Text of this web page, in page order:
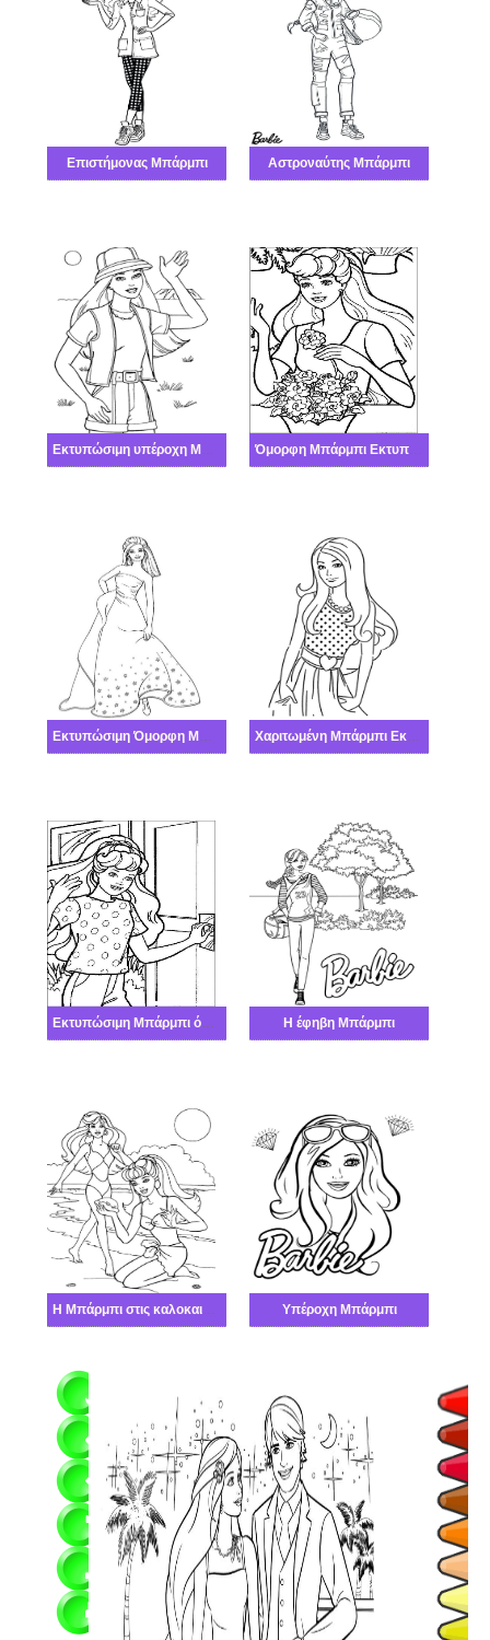
Επιστήμονας Μπάρμπι Αστροναύτης Μπάρμπι
Εκτυπώσιμη υπέροχη Μπάρμπι όμορφη Όμορφη Μπάρμπι Εκτυπώσιμη
Εκτυπώσιμη Όμορφη Μπάρμπι Χαριτωμένη Μπάρμπι Εκτυπώσιμη
Εκτυπώσιμη Μπάρμπι όμορφη Η έφηβη Μπάρμπι
Η Μπάρμπι στις καλοκαιρινές διακοπές Υπέροχη Μπάρμπι